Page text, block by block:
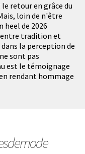
retour en grâce du
loin de n'être
heel de 2026
tradition et
la perception de
sont pas
est le témoignage
rendant hommage